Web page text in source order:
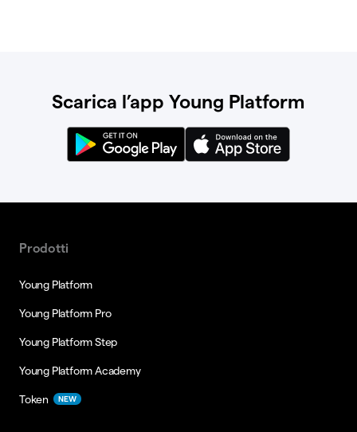
Scarica l’app Young Platform
Prodotti
Young Platform
Young Platform Pro
Young Platform Step
Young Platform Academy
Token NEW